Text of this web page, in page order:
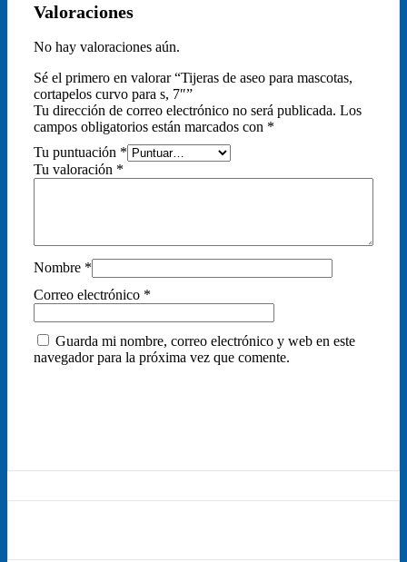
Valoraciones
No hay valoraciones aún.
Sé el primero en valorar “Tijeras de aseo para mascotas,
cortapelos curvo para s, 7″”
Tu dirección de correo electrónico no será publicada. Los
campos obligatorios están marcados con *
Tu puntuación *
Tu valoración *
Nombre *
Correo electrónico *
Guarda mi nombre, correo electrónico y web en este
navegador para la próxima vez que comente.